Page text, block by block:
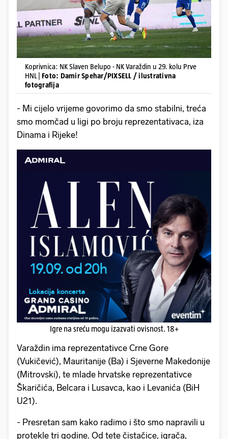
Koprivnica: NK Slaven Belupo - NK Varaždin u 29. kolu Prve
HNL | Foto: Damir Spehar/PIXSELL / ilustrativna
fotografija
- Mi cijelo vrijeme govorimo da smo stabilni, treća
smo momčad u ligi po broju reprezentativaca, iza
Dinama i Rijeke!
Igre na sreću mogu izazvati ovisnost. 18+
Varaždin ima reprezentativce Crne Gore
(Vukičević), Mauritanije (Ba) i Sjeverne Makedonije
(Mitrovski), te mlade hrvatske reprezentativce
Škaričića, Belcara i Lusavca, kao i Levanića (BiH
U21).
- Presretan sam kako radimo i što smo napravili u
protekle tri godine. Od tete čistačice, igrača,